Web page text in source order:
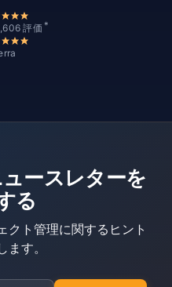
評価 *
ースレターを
る
クト管理に関するヒント
ます。